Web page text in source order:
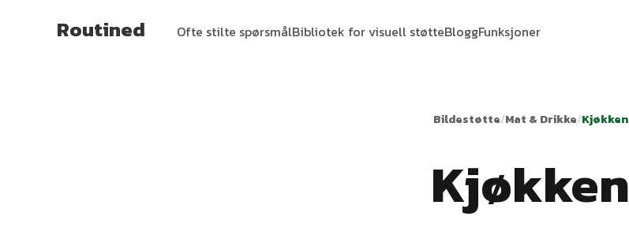
Routined Ofte stilte spørsmålBibliotek for visuell støtteBloggFunksjoner
Bildestøtte/Mat & Drikke/Kjøkken
Kjøkken